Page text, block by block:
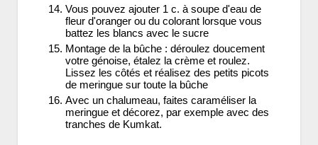
Vous pouvez ajouter 1 c. à soupe d'eau de
fleur d'oranger ou du colorant lorsque vous
battez les blancs avec le sucre
Montage de la bûche : déroulez doucement
votre génoise, étalez la crème et roulez.
Lissez les côtés et réalisez des petits picots
de meringue sur toute la bûche
Avec un chalumeau, faites caraméliser la
meringue et décorez, par exemple avec des
tranches de Kumkat.